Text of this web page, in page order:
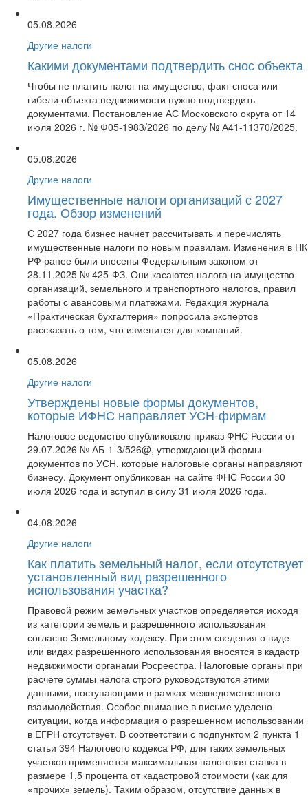
05.08.2026
Другие налоги
Какими документами подтвердить снос объекта
Чтобы не платить налог на имущество, факт сноса или
гибели объекта недвижимости нужно подтвердить
документами. Постановление АС Московского округа от 14
июля 2026 г. № Ф05-1983/2026 по делу № А41-11370/2025.
05.08.2026
Другие налоги
Имущественные налоги организаций с 2027
года. Обзор изменений
С 2027 года бизнес начнет рассчитывать и перечислять
имущественные налоги по новым правилам. Изменения в НК
РФ ранее были внесены Федеральным законом от
28.11.2025 № 425-ФЗ. Они касаются налога на имущество
организаций, земельного и транспортного налогов, правил
работы с авансовыми платежами. Редакция журнала
«Практическая бухгалтерия» попросила экспертов
рассказать о том, что изменится для компаний.
05.08.2026
Другие налоги
Утверждены новые формы документов,
которые ИФНС направляет УСН-фирмам
Налоговое ведомство опубликовало приказ ФНС России от
29.07.2026 № АБ-1-3/526@, утверждающий формы
документов по УСН, которые налоговые органы направляют
бизнесу. Документ опубликован на сайте ФНС России 30
июля 2026 года и вступил в силу 31 июля 2026 года.
04.08.2026
Другие налоги
Как платить земельный налог, если отсутствует
установленный вид разрешенного
использования участка?
Правовой режим земельных участков определяется исходя
из категории земель и разрешенного использования
согласно Земельному кодексу. При этом сведения о виде
или видах разрешенного использования вносятся в кадастр
недвижимости органами Росреестра. Налоговые органы при
расчете суммы налога строго руководствуются этими
данными, поступающими в рамках межведомственного
взаимодействия. Особое внимание в письме уделено
ситуации, когда информация о разрешенном использовании
в ЕГРН отсутствует. В соответствии с подпунктом 2 пункта 1
статьи 394 Налогового кодекса РФ, для таких земельных
участков применяется максимальная налоговая ставка в
размере 1,5 процента от кадастровой стоимости (как для
«прочих» земель). Таким образом, отсутствие данных в